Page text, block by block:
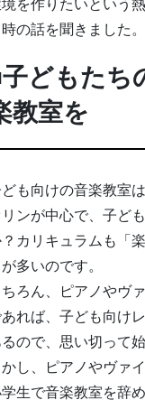
の話を聞きました。
どもたち
教室を
も向けの音楽教室
ンが中心で、子ど
カリキュラムも「
多いのです。
ちろん、ピアノやヴ
れば、子ども向け
ので、思い切って
かし、ピアノやヴァ
生で音楽教室を辞